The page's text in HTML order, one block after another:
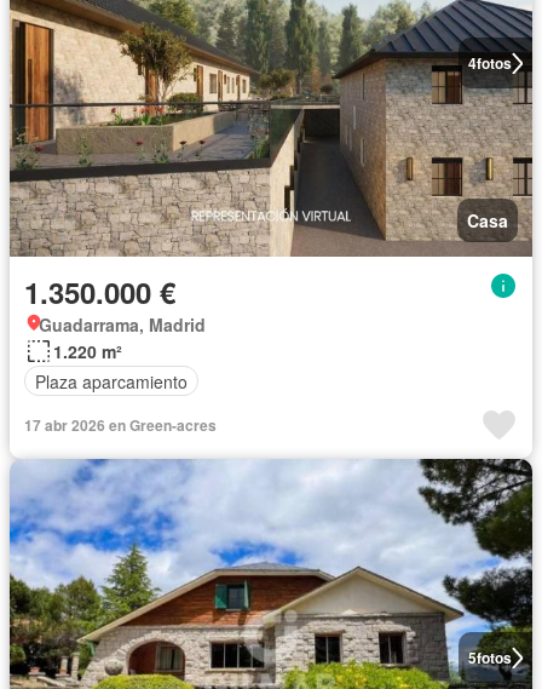
4fotos
Casa
1.350.000 €
Guadarrama, Madrid
1.220 m²
Plaza aparcamiento
17 abr 2026 en Green-acres
5fotos